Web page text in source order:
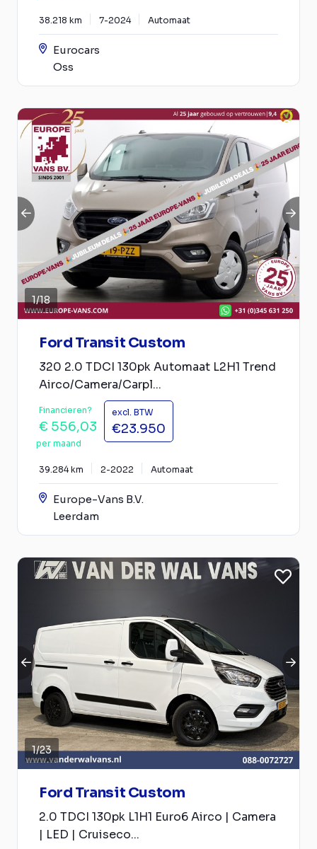
38.218 km 7-2024 Automaat
Eurocars
Oss
1/18
Ford Transit Custom
320 2.0 TDCI 130pk Automaat L2H1 Trend
Airco/Camera/Carpl...
Financieren?
€ 556,03
per maand
excl. BTW
€23.950
39.284 km 2-2022 Automaat
Europe-Vans B.V.
Leerdam
1/23
Ford Transit Custom
2.0 TDCI 130pk L1H1 Euro6 Airco | Camera
| LED | Cruiseco...